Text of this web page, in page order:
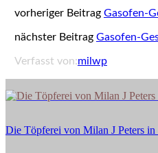
vorheriger Beitrag Gasofen-
nächster Beitrag Gasofen-
Verfasst von:milwp
Die
Milan
Die Töpferei von Milan J Peters in